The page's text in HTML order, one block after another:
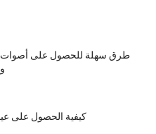
كيفية الحصول على